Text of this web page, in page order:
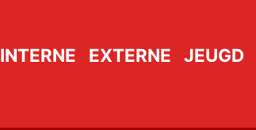
INTERNE EXTERNE JEUGD